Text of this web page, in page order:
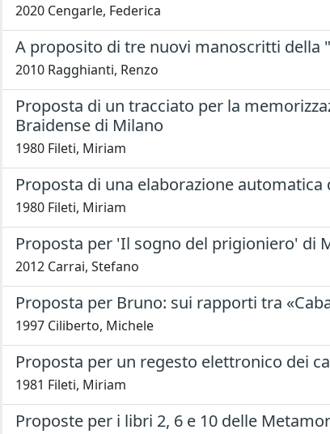
2020 Cengarle, Federica
A proposito di tre nuovi manoscritti della
2010 Ragghianti, Renzo
Proposta di un tracciato per la
Braidense di Milano
1980 Fileti, Miriam
Proposta di una elaborazione
1980 Fileti, Miriam
Proposta per 'Il sogno del prigioniero' di
2012 Carrai, Stefano
Proposta per Bruno: sui rapporti tra
1997 Ciliberto, Michele
Proposta per un regesto elettronico dei
1981 Fileti, Miriam
Proposte per i libri 2, 6 e 10 delle